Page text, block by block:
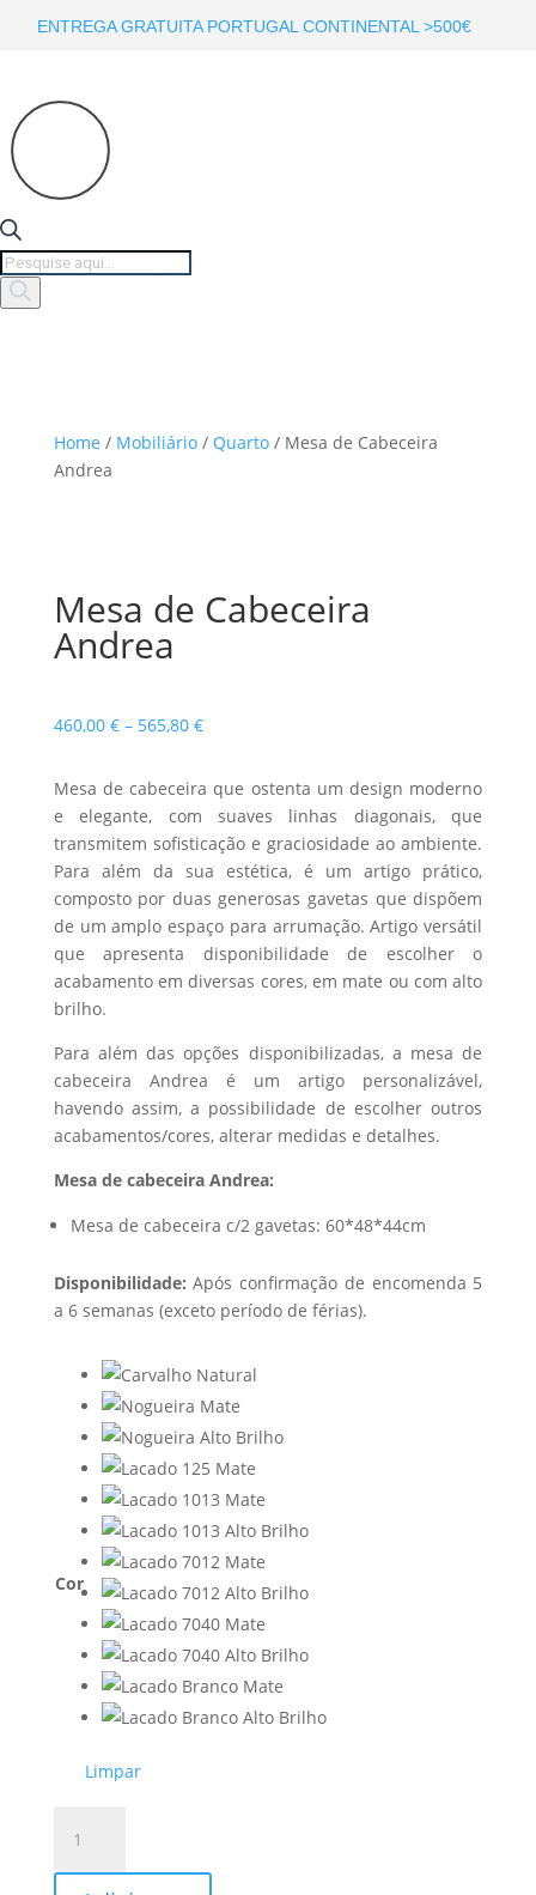
ENTREGA GRATUITA PORTUGAL CONTINENTAL >500€
Products
search
Home / Mobiliário/ Quarto/ Mesa de Cabeceira
Andrea
Mesa de Cabeceira
Andrea
460,00 € – 565,80 €Price
through
565,80 €
Mesa de cabeceira que ostenta um design moderno
e elegante, com suaves linhas diagonais, que
transmitem sofisticação e graciosidade ao ambiente.
Para além da sua estética, é um artigo prático,
composto por duas generosas gavetas que dispõem
de um amplo espaço para arrumação. Artigo versátil
que apresenta disponibilidade de escolher o
acabamento em diversas cores, em mate ou com alto
brilho.
Para além das opções disponibilizadas, a mesa de
cabeceira Andrea é um artigo personalizável,
havendo assim, a possibilidade de escolher outros
acabamentos/cores, alterar medidas e detalhes.
Mesa de cabeceira Andrea:
Mesa de cabeceira c/2 gavetas: 60*48*44cm
Disponibilidade: Após confirmação de encomenda 5
a 6 semanas (exceto período de férias).
Cor
Limpar
Mesa